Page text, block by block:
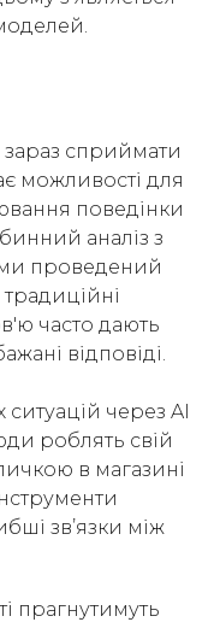
сприймати
можливості для
поведінки
аналіз з
проведений
часто дають
відповіді.
через AI
роблять свій
в магазині
зв’язки між
прагнутимуть